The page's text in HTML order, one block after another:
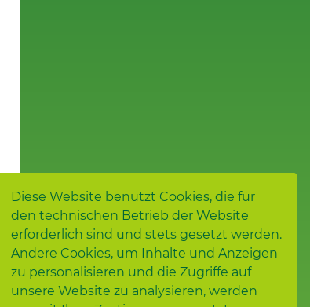
Diese Website benutzt Cookies, die für
den technischen Betrieb der Website
erforderlich sind und stets gesetzt werden.
Andere Cookies, um Inhalte und Anzeigen
zu personalisieren und die Zugriffe auf
unsere Website zu analysieren, werden